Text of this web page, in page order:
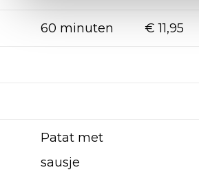
60 minuten € 11,95
Patat met
sausje